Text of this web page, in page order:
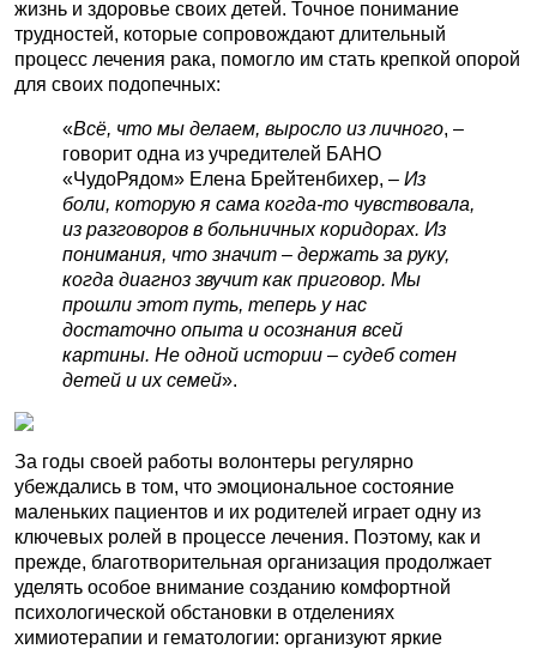
жизнь и здоровье своих детей. Точное понимание
трудностей, которые сопровождают длительный
процесс лечения рака, помогло им стать крепкой опорой
для своих подопечных:
«Всё, что мы делаем, выросло из личного, –
говорит одна из учредителей БАНО
«ЧудоРядом» Елена Брейтенбихер, – Из
боли, которую я сама когда-то чувствовала,
из разговоров в больничных коридорах. Из
понимания, что значит – держать за руку,
когда диагноз звучит как приговор. Мы
прошли этот путь, теперь у нас
достаточно опыта и осознания всей
картины. Не одной истории – судеб сотен
детей и их семей».
За годы своей работы волонтеры регулярно
убеждались в том, что эмоциональное состояние
маленьких пациентов и их родителей играет одну из
ключевых ролей в процессе лечения. Поэтому, как и
прежде, благотворительная организация продолжает
уделять особое внимание созданию комфортной
психологической обстановки в отделениях
химиотерапии и гематологии: организуют яркие